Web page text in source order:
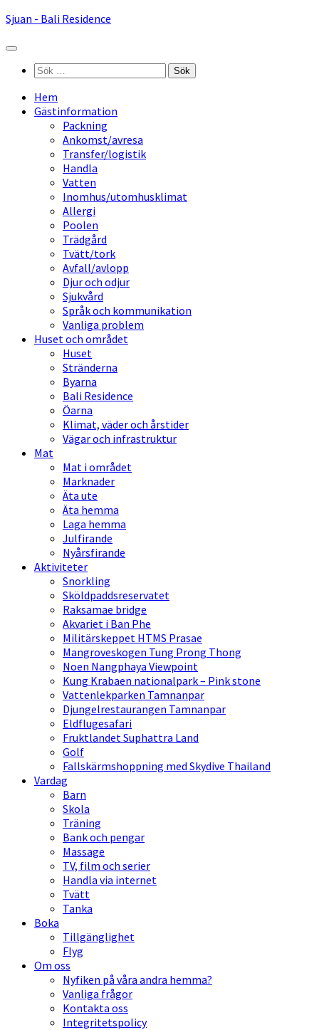
Hoppa
innehåll
Sjuan - Bali Residence
Sök
Hem
Gästinformation
Packning
Ankomst/avresa
Transfer/logistik
Handla
Vatten
Inomhus/utomhusklimat
Allergi
Poolen
Trädgård
Tvätt/tork
Avfall/avlopp
Djur och odjur
Sjukvård
Språk och kommunikation
Vanliga problem
Huset och området
Huset
Stränderna
Byarna
Bali Residence
Öarna
Klimat, väder och årstider
Vägar och infrastruktur
Mat
Mat i området
Marknader
Äta ute
Äta hemma
Laga hemma
Julfirande
Nyårsfirande
Aktiviteter
Snorkling
Sköldpaddsreservatet
Raksamae bridge
Akvariet i Ban Phe
Militärskeppet HTMS Prasae
Mangroveskogen Tung Prong Thong
Noen Nangphaya Viewpoint
Kung Krabaen nationalpark – Pink stone
Vattenlekparken Tamnanpar
Djungelrestaurangen Tamnanpar
Eldflugesafari
Fruktlandet Suphattra Land
Golf
Fallskärmshoppning med Skydive Thailand
Vardag
Barn
Skola
Träning
Bank och pengar
Massage
TV, film och serier
Handla via internet
Tvätt
Tanka
Boka
Tillgänglighet
Flyg
Om oss
Nyfiken på våra andra hemma?
Vanliga frågor
Kontakta oss
Integritetspolicy